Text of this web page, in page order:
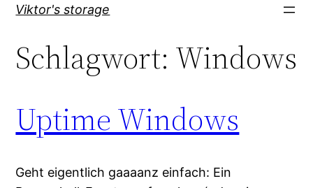
Direkt
Inhalt
wechseln
Viktor's storage
Schlagwort: Windows
Uptime Windows
Geht eigentlich gaaaanz einfach: Ein